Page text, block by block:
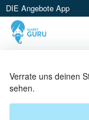
DIE Angebote App
Verrate uns deinen
sehen.
ITALIAMO